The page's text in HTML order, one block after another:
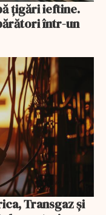
țigări ieftine.
într-un
Transgaz și